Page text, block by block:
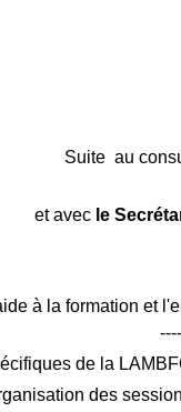
Suite au
et avec le
à la formation et
de la
des